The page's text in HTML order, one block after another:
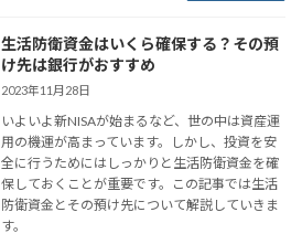
生活防衛資金はいくら確保する？その預
け先は銀行がおすすめ
2023年11月28日
いよいよ新NISAが始まるなど、世の中は資産運
用の機運が高まっています。しかし、投資を安
全に行うためにはしっかりと生活防衛資金を確
保しておくことが重要です。この記事では生活
防衛資金とその預け先について解説していきま
す。